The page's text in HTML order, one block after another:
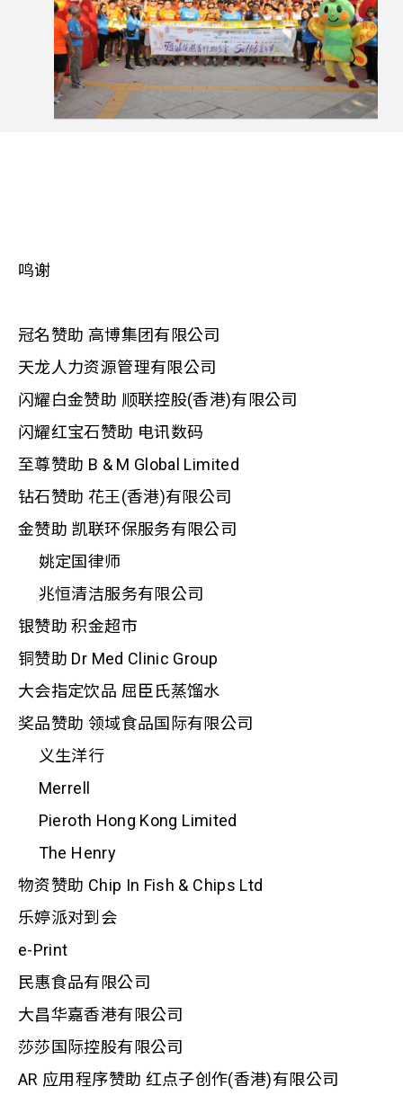
鸣谢
冠名赞助 高博集团有限公司
天龙人力资源管理有限公司
闪耀白金赞助 顺联控股(香港)有限公司
闪耀红宝石赞助 电讯数码
至尊赞助 B & M Global Limited
钻石赞助 花王(香港)有限公司
金赞助 凯联环保服务有限公司
姚定国律师
兆恒清洁服务有限公司
银赞助 积金超市
铜赞助 Dr Med Clinic Group
大会指定饮品 屈臣氏蒸馏水
奖品赞助 领域食品国际有限公司
义生洋行
Merrell
Pieroth Hong Kong Limited
The Henry
物资赞助 Chip In Fish & Chips Ltd
乐婷派对到会
e-Print
民惠食品有限公司
大昌华嘉香港有限公司
莎莎国际控股有限公司
AR 应用程序赞助 红点子创作(香港)有限公司